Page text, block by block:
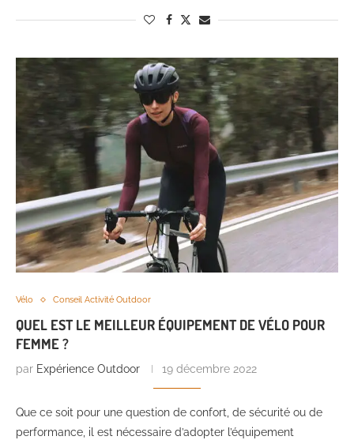
Vélo Conseil Activité Outdoor
QUEL EST LE MEILLEUR ÉQUIPEMENT DE VÉLO POUR
FEMME ?
par Expérience Outdoor 19 décembre 2022
Que ce soit pour une question de confort, de sécurité ou de
performance, il est nécessaire d’adopter l’équipement